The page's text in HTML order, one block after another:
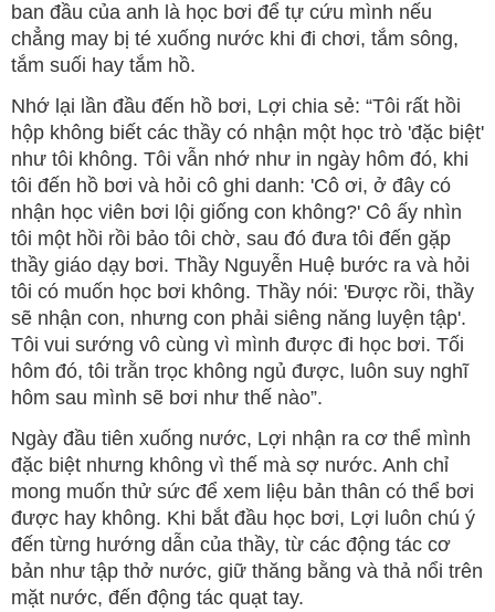
ban đầu của anh là học bơi để tự cứu mình nếu
chẳng may bị té xuống nước khi đi chơi, tắm sông,
tắm suối hay tắm hồ.
Nhớ lại lần đầu đến hồ bơi, Lợi chia sẻ: “Tôi rất hồi
hộp không biết các thầy có nhận một học trò 'đặc biệt'
như tôi không. Tôi vẫn nhớ như in ngày hôm đó, khi
tôi đến hồ bơi và hỏi cô ghi danh: 'Cô ơi, ở đây có
nhận học viên bơi lội giống con không?' Cô ấy nhìn
tôi một hồi rồi bảo tôi chờ, sau đó đưa tôi đến gặp
thầy giáo dạy bơi. Thầy Nguyễn Huệ bước ra và hỏi
tôi có muốn học bơi không. Thầy nói: 'Được rồi, thầy
sẽ nhận con, nhưng con phải siêng năng luyện tập'.
Tôi vui sướng vô cùng vì mình được đi học bơi. Tối
hôm đó, tôi trằn trọc không ngủ được, luôn suy nghĩ
hôm sau mình sẽ bơi như thế nào”.
Ngày đầu tiên xuống nước, Lợi nhận ra cơ thể mình
đặc biệt nhưng không vì thế mà sợ nước. Anh chỉ
mong muốn thử sức để xem liệu bản thân có thể bơi
được hay không. Khi bắt đầu học bơi, Lợi luôn chú ý
đến từng hướng dẫn của thầy, từ các động tác cơ
bản như tập thở nước, giữ thăng bằng và thả nổi trên
mặt nước, đến động tác quạt tay.